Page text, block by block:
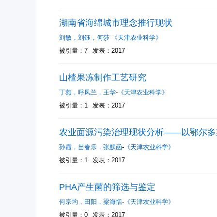
湖南省海绵城市理念推行现状
刘敏 ， 刘钰 ， 何莎- 《天津农业科学》
被引量：7
发表：2017
山楂果冻制作工艺研究
丁燕 ， 呼凤兰 ， 王华- 《天津农业科学》
被引量：1
发表：2017
农业面源污染治理现状分析——以鄂尔多
孙霞 ， 苗春乐 ， 张默函- 《天津农业科学》
被引量：1
发表：2017
PHA产生菌的筛选与鉴定
何宗均 ， 田阳 ， 梁海恬- 《天津农业科学》
被引量：0
发表：2017